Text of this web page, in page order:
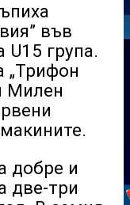
във
U15 група.
„Трифон
Милен
добре и
две-три